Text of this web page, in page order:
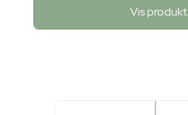
Vis produkt